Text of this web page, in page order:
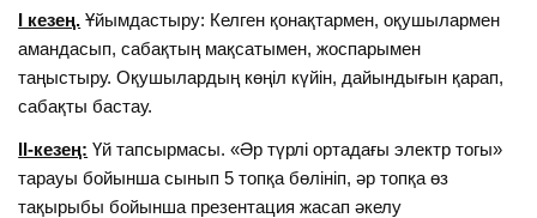
I кезең. Ұйымдастыру: Келген қонақтармен, оқушылармен
амандасып, сабақтың мақсатымен, жоспарымен
таңыстыру. Оқушылардың көңіл күйін, дайындығын қарап,
сабақты бастау.
II-кезең: Үй тапсырмасы. «Әр түрлі ортадағы электр тогы»
тарауы бойынша сынып 5 топқа бөлініп, әр топқа өз
тақырыбы бойынша презентация жасап әкелу